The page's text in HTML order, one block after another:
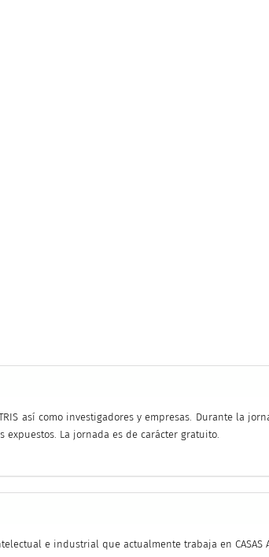
así como investigadores y empresas. Durante la
La jornada es de carácter gratuito.
e industrial que actualmente trabaja en CASAS